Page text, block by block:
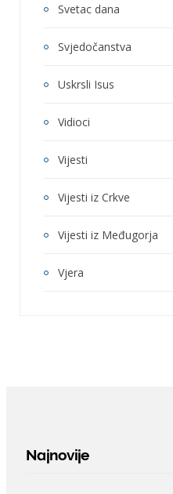
Svetac dana
Svjedočanstva
Uskrsli Isus
Vidioci
Vijesti
Vijesti iz Crkve
Vijesti iz Međugorja
Vjera
Najnovije